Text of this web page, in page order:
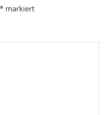
*markiert